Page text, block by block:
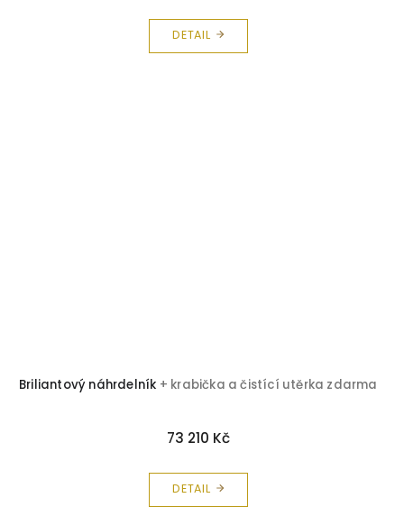
DETAIL
Briliantový náhrdelník + krabička a čistící utěrka zdarma
73 210 Kč
DETAIL